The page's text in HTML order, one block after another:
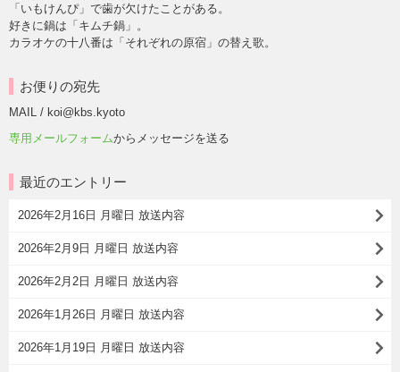
「いもけんぴ」で歯が欠けたことがある。
好きに鍋は「キムチ鍋」。
カラオケの十八番は「それぞれの原宿」の替え歌。
お便りの宛先
MAIL / koi@kbs.kyoto
専用メールフォームからメッセージを送る
最近のエントリー
2026年2月16日 月曜日 放送内容
2026年2月9日 月曜日 放送内容
2026年2月2日 月曜日 放送内容
2026年1月26日 月曜日 放送内容
2026年1月19日 月曜日 放送内容